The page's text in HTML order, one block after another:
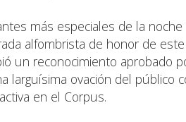
más especiales de la
alfombrista de honor de
un reconocimiento aprobado
larguísima ovación del público
en el Corpus.